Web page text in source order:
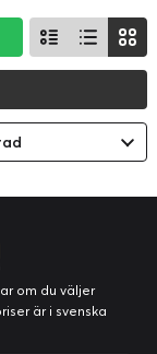
om du väljer
är i svenska